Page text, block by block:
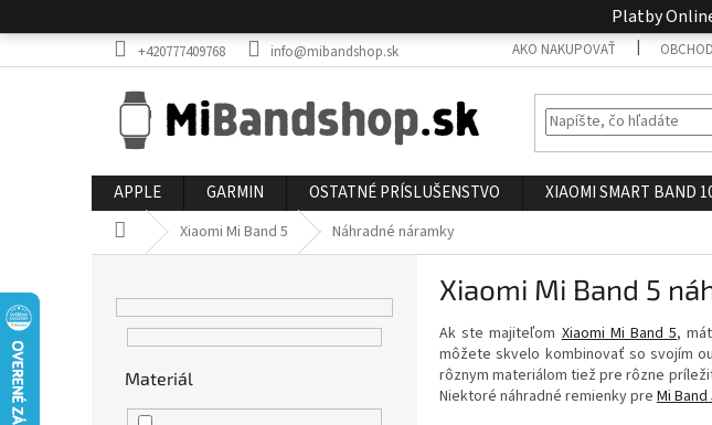
na
Platby
+420777409768 info@mibandshop.sk AKO NAKUPOVAŤ
APPLE GARMIN OSTATNÉ PRÍSLUŠENSTVO XIAOMI SMART BAND
DomovXiaomi Mi Band 5 Náhradné náramky
Materiál
Xiaomi Mi Band 5
Ak ste majiteľomXiaomi Mi Band 5,
môžete skvelo kombinovať so svojím
rôznym materiálom tiež pre rôzne
Niektoré náhradné remienky pre Mi Band